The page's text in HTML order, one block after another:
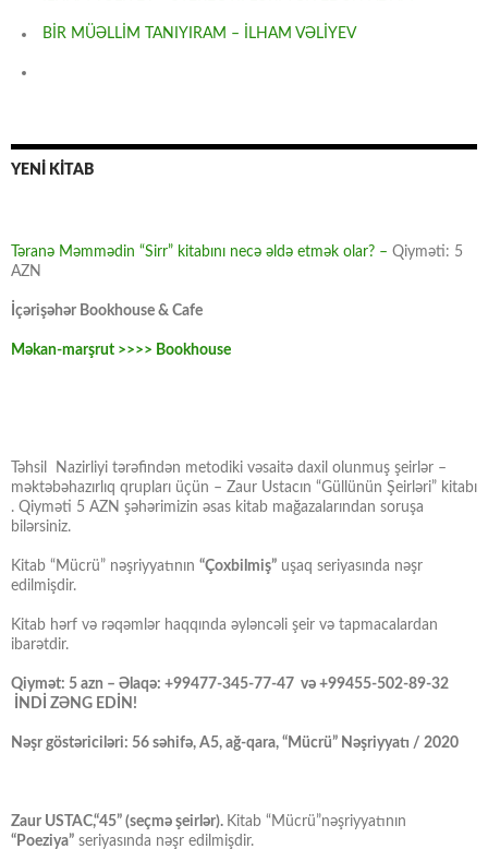
BİR MÜƏLLİM TANIYIRAM – İLHAM VƏLİYEV
YENİ KİTAB
Təranə Məmmədin “Sirr” kitabını necə əldə etmək olar? – Qiyməti: 5
AZN
İçərişəhər Bookhouse & Cafe
Məkan-marşrut >>>> Bookhouse
Təhsil Nazirliyi tərəfindən metodiki vəsaitə daxil olunmuş şeirlər –
məktəbəhazırlıq qrupları üçün – Zaur Ustacın “Güllünün Şeirləri” kitabı
. Qiyməti 5 AZN şəhərimizin əsas kitab mağazalarından soruşa
bilərsiniz.
Kitab “Mücrü” nəşriyyatının “Çoxbilmiş” uşaq seriyasında nəşr
edilmişdir.
Kitab hərf və rəqəmlər haqqında əyləncəli şeir və tapmacalardan
ibarətdir.
Qiymət: 5 azn – Əlaqə: +99477-345-77-47 və +99455-502-89-32
İNDİ ZƏNG EDİN!
Nəşr göstəriciləri: 56 səhifə, A5, ağ-qara, “Mücrü” Nəşriyyatı / 2020
Zaur USTAC,“45” (seçmə şeirlər). Kitab “Mücrü”nəşriyyatının
“Poeziya” seriyasında nəşr edilmişdir.